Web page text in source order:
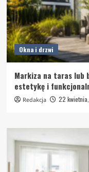
Okna i drzwi
Markiza na taras lub
estetykę i
Redakcja 22